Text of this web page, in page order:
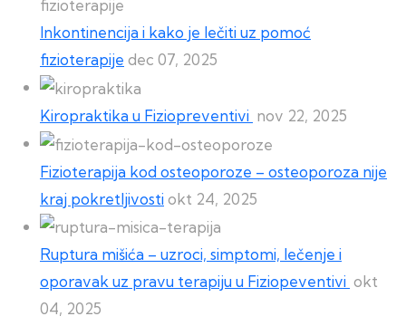
Inkontinencija i kako je lečiti uz pomoć
fizioterapije dec 07, 2025
Kiropraktika u Fiziopreventivi nov 22, 2025
Fizioterapija kod osteoporoze – osteoporoza nije
kraj pokretljivostiokt 24, 2025
Ruptura mišića – uzroci, simptomi, lečenje i
oporavak uz pravu terapiju u Fiziopeventivi okt
04, 2025